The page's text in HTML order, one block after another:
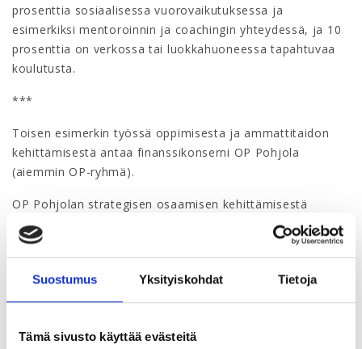
Suostumus Yksityiskohdat Tietoja
Tämä sivusto käyttää evästeitä
prosenttia sosiaalisessa vuorovaikutuksessa ja
esimerkiksi mentoroinnin ja coachingin yhteydessä, ja 10
prosenttia on verkossa tai luokkahuoneessa tapahtuvaa
koulutusta.
***
Toisen esimerkin työssä oppimisesta ja ammattitaidon
kehittämisestä antaa finanssikonserni OP Pohjola
(aiemmin OP-ryhmä).
OP Pohjolan strategisen osaamisen kehittämisestä
vastaava asiantuntija
kertoo, että
konsernissa on nimetty kuusi erityisen tärkeää osaamisen
kehityskohdetta, kuten esimerkiksi johtajuus,
liiketoimintaosaaminen sekä teknologiaosaaminen ja
tekoäly.